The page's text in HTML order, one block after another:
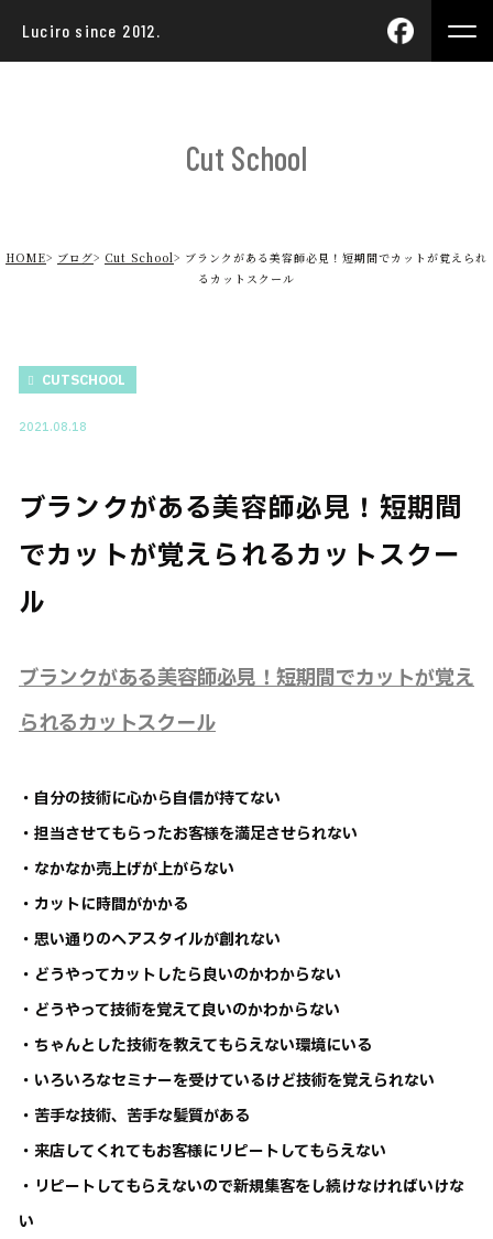
Luciro since 2012.
Cut School
HOME ブログ Cut School
ブランクがある美容師必見！短期間でカットが覚えられ
るカットスクール
CUTSCHOOL
2021.08.18
ブランクがある美容師必見！短期間
でカットが覚えられるカットスクー
ル
ブランクがある美容師必見！短期間でカットが覚え
られるカットスクール
・自分の技術に心から自信が持てない
・担当させてもらったお客様を満足させられない
・なかなか売上げが上がらない
・カットに時間がかかる
・思い通りのヘアスタイルが創れない
・どうやってカットしたら良いのかわからない
・どうやって技術を覚えて良いのかわからない
・ちゃんとした技術を教えてもらえない環境にいる
・いろいろなセミナーを受けているけど技術を覚えられない
・苦手な技術、苦手な髪質がある
・来店してくれてもお客様にリピートしてもらえない
・リピートしてもらえないので新規集客をし続けなければいけな
い